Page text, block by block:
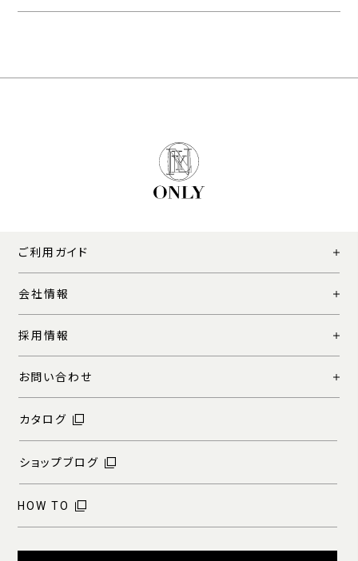
ご利用ガイド
会社情報
採用情報
お問い合わせ
カタログ
ショップブログ
HOW TO